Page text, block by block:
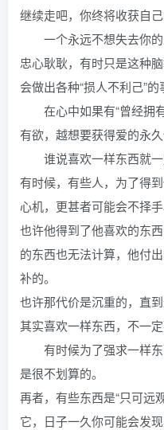
继续走吧，你终将收获自己
一个永远不想失去你的
忠心耿耿，有时只是这种
会做出各种“损人不利己”的
在心中如果有“曾经拥
有欲，越想要获得爱的永
谁说喜欢一样东西就一
有时候，有些人，为了得
心机，更甚者可能会不择
也许他得到了他喜欢的东
的东西也无法计算，他付
补的。
也许那代价是沉重的，直
其实喜欢一样东西，不一定
有时候为了强求一样东
是很不划算的。
再者，有些东西是“只可远
它，日子一久你可能会发